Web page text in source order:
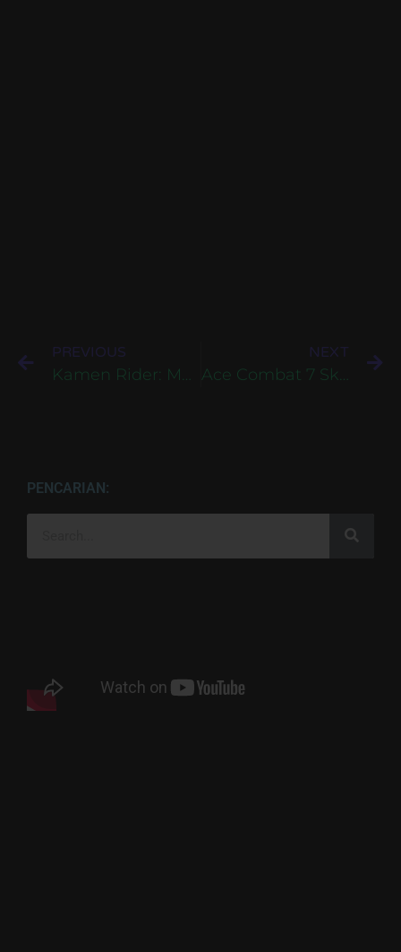
PREVIOUS
Kamen Rider: Memory of Heroez Bahasa Indonesia Untuk PS4
NEXT
Ace Combat 7 Skies Unknown Bahasa Indonesia Untuk PC
PENCARIAN: